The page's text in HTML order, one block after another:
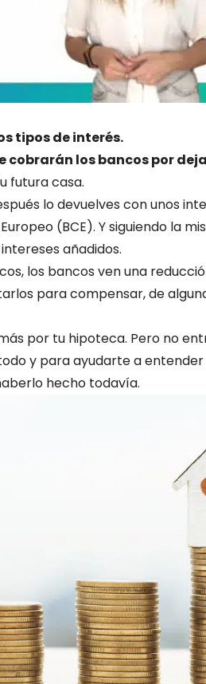
tipos de interés.
cobrarán los bancos por
futura casa.
lo devuelves con unos
(BCE). Y siguiendo la
añadidos.
los bancos ven una
para compensar, de
por tu hipoteca. Pero no
y para ayudarte a
hecho todavía.